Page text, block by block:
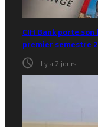
CIH Bank porte
premier semestre
il y a 2 jours